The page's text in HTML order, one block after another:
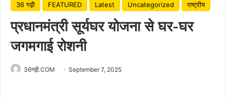
36 गढ़ी FEATURED Latest Uncategorized राष्ट्रीय
प्रधानमंत्री सूर्यघर योजना से घर-घर
जगमगाई रोशनी
36गढ़ी.COM September 7, 2025